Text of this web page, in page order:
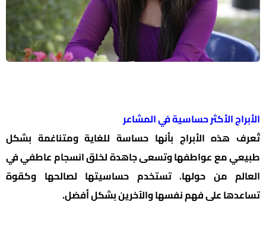
الأبراج الأكثر حساسية في المشاعر
تُعرف هذه الأبراج بأنها حساسة للغاية ومتناغمة بشكل
طبيعي مع عواطفها وتسعى جاهدة لخلق انسجام عاطفي في
العالم من حولها. تستخدم حساسيتها لصالحها وكقوة
تساعدها على فهم نفسها والآخرين بشكل أفضل.